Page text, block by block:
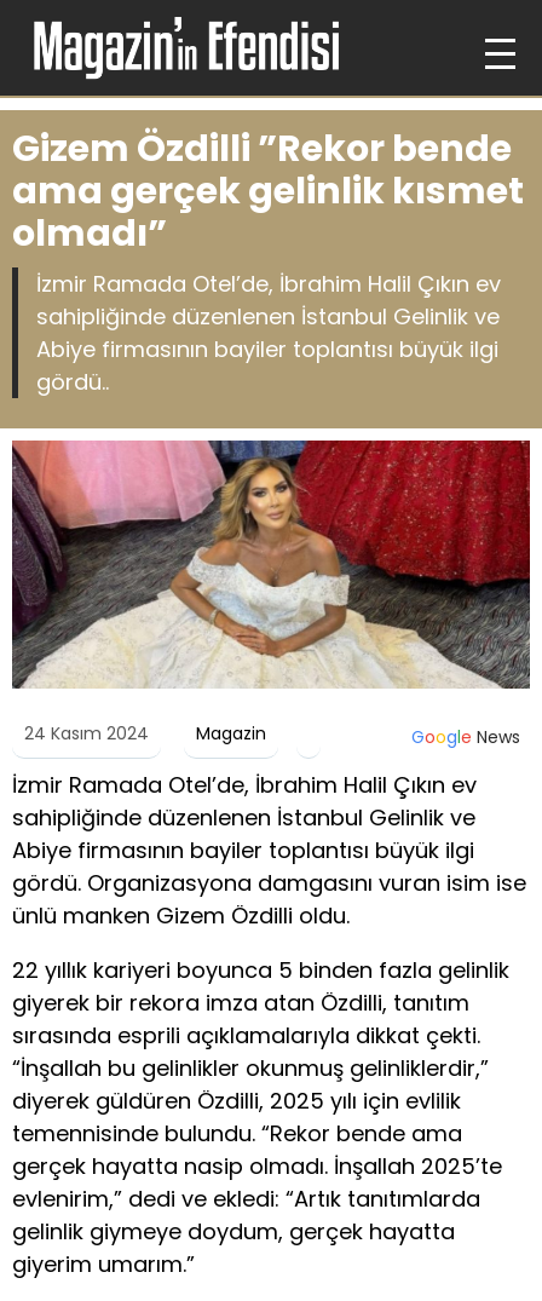
Gizem Özdilli ”Rekor bende
ama gerçek gelinlik kısmet
olmadı”
İzmir Ramada Otel’de, İbrahim Halil Çıkın ev
sahipliğinde düzenlenen İstanbul Gelinlik ve
Abiye firmasının bayiler toplantısı büyük ilgi
gördü..
24 Kasım 2024 Magazin Google News
İzmir Ramada Otel’de, İbrahim Halil Çıkın ev
sahipliğinde düzenlenen İstanbul Gelinlik ve
Abiye firmasının bayiler toplantısı büyük ilgi
gördü. Organizasyona damgasını vuran isim ise
ünlü manken Gizem Özdilli oldu.
22 yıllık kariyeri boyunca 5 binden fazla gelinlik
giyerek bir rekora imza atan Özdilli, tanıtım
sırasında esprili açıklamalarıyla dikkat çekti.
“İnşallah bu gelinlikler okunmuş gelinliklerdir,”
diyerek güldüren Özdilli, 2025 yılı için evlilik
temennisinde bulundu. “Rekor bende ama
gerçek hayatta nasip olmadı. İnşallah 2025’te
evlenirim,” dedi ve ekledi: “Artık tanıtımlarda
gelinlik giymeye doydum, gerçek hayatta
giyerim umarım.”